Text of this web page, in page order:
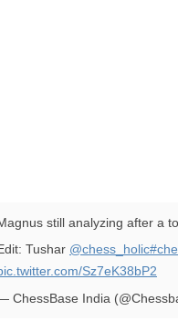
still analyzing after a
Tushar @chess_holic
Sz7eK38bP2
ChessBase India